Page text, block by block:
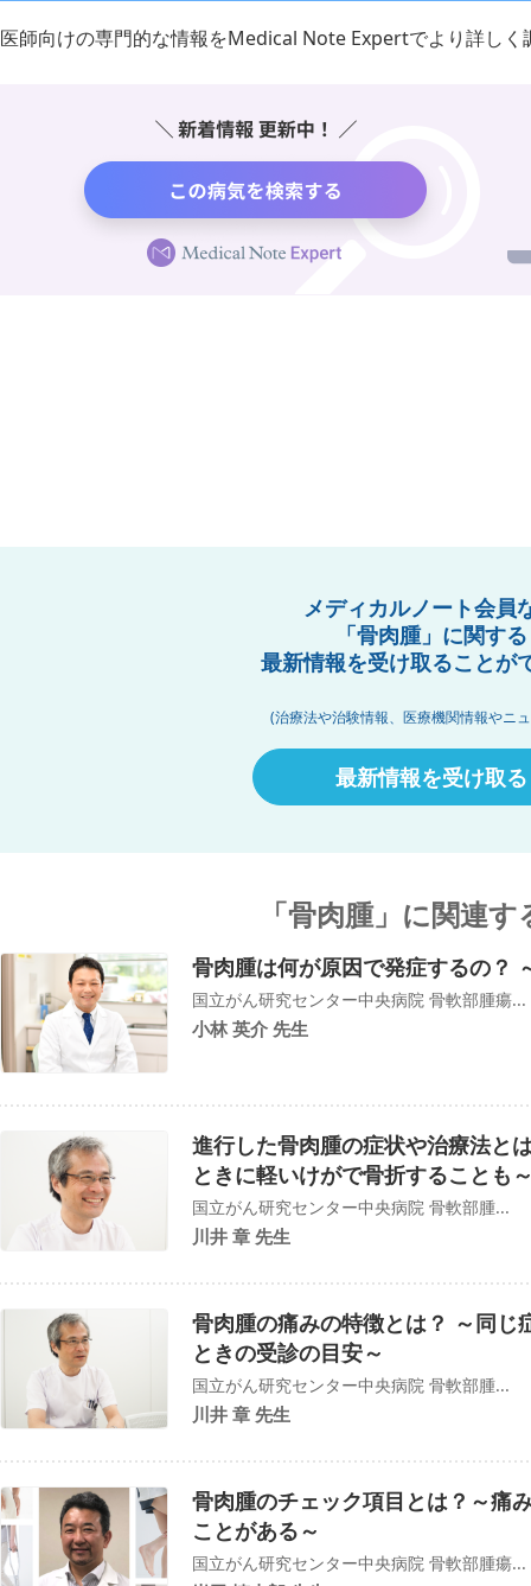
医師向けの専門的な情報をMedical Note Expertでより詳しく
メディカルノート会員
「骨肉腫」に関する
最新情報を受け取ることが
(治療法や治験情報、医療機関情報やニ
最新情報を受け取る
「骨肉腫」に関連す
骨肉腫は何が原因で発症するの？
国立がん研究センター中央病院 骨軟部腫瘍...
小林 英介 先生
進行した骨肉腫の症状や治療法と
ときに軽いけがで骨折することも
国立がん研究センター中央病院 骨軟部腫...
川井 章 先生
骨肉腫の痛みの特徴とは？ ～同じ
ときの受診の目安～
国立がん研究センター中央病院 骨軟部腫...
川井 章 先生
骨肉腫のチェック項目とは？～痛
ことがある～
国立がん研究センター中央病院 骨軟部腫瘍...